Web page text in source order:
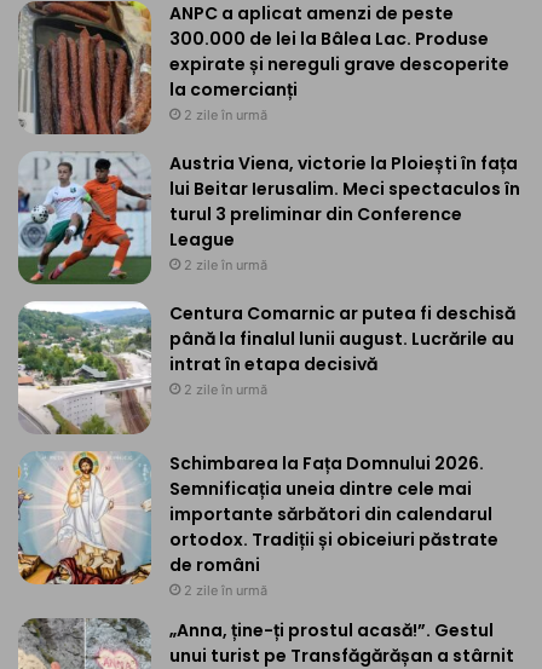
ANPC a aplicat amenzi de peste
300.000 de lei la Bâlea Lac. Produse
expirate și nereguli grave descoperite
la comercianți
2 zile în urmă
Austria Viena, victorie la Ploiești în fața
lui Beitar Ierusalim. Meci spectaculos în
turul 3 preliminar din Conference
League
2 zile în urmă
Centura Comarnic ar putea fi deschisă
până la finalul lunii august. Lucrările au
intrat în etapa decisivă
2 zile în urmă
Schimbarea la Fața Domnului 2026.
Semnificația uneia dintre cele mai
importante sărbători din calendarul
ortodox. Tradiții și obiceiuri păstrate
de români
2 zile în urmă
„Anna, ține-ți prostul acasă!”. Gestul
unui turist pe Transfăgărășan a stârnit